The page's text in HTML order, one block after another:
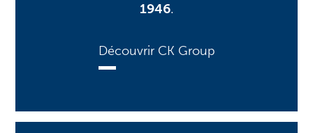
1946.
Découvrir CK Group